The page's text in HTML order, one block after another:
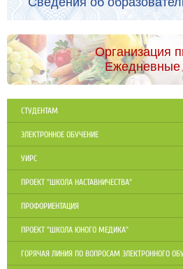
Организация
СТУДЕНТАМ
ЭЛЕКТРОННОЕ ОБУЧЕНИЕ
УИРС
ПРОЕКТ "ШКОЛА НАСТАВНИЧЕСТВА"
ПРОФОРИЕНТАЦИЯ
ПРОЕКТ "ШКОЛА ЮНОГО МЕДИКА"
ГОРЯЧАЯ ЛИНИЯ ПО ВОПРОСАМ ЭЛЕКТРОННОГО